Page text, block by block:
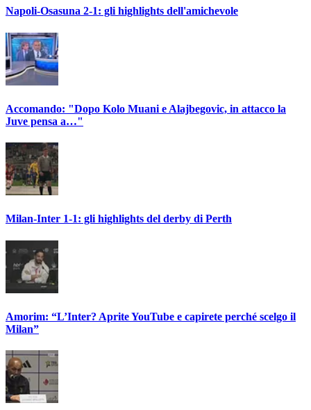
Napoli-Osasuna 2-1: gli highlights dell'amichevole
Accomando: "Dopo Kolo Muani e Alajbegovic, in attacco la
Juve pensa a…"
Milan-Inter 1-1: gli highlights del derby di Perth
Amorim: “L’Inter? Aprite YouTube e capirete perché scelgo il
Milan”